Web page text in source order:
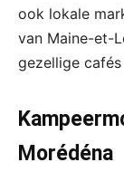
ook lokale
van Maine-et-
gezellige
Morédéna